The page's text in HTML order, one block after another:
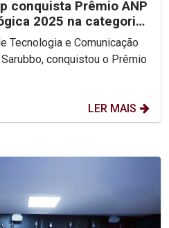
conquista Prêmio ANP
2025 na categoria
Tecnologia e Comunicação
conquistou o Prêmio
LER MAIS